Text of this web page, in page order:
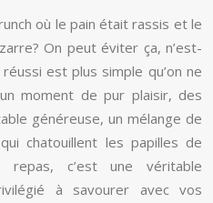
où le pain était rassis et le
On peut éviter ça, n’est-
est plus simple qu’on ne
moment de pur plaisir, des
généreuse, un mélange de
chatouillent les papilles de
repas, c’est une véritable
à savourer avec vos